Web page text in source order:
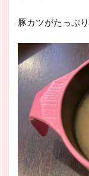
豚カツがたっぷ